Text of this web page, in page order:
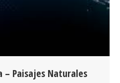
– Paisajes Naturales